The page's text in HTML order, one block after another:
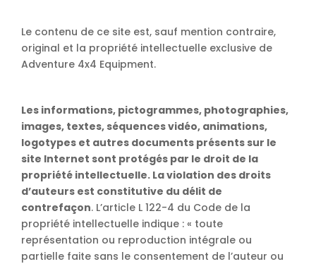
Le contenu de ce site est, sauf mention contraire,
original et la propriété intellectuelle exclusive de
Adventure 4x4 Equipment.
Les informations, pictogrammes, photographies,
images, textes, séquences vidéo, animations,
logotypes et autres documents présents sur le
site Internet sont protégés par le droit de la
propriété intellectuelle. La violation des droits
d’auteurs est constitutive du délit de
contrefaçon. L’article L 122-4 du Code de la
propriété intellectuelle indique : « toute
représentation ou reproduction intégrale ou
partielle faite sans le consentement de l’auteur ou